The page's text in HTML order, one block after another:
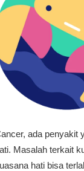
ada penyakit
Masalah terkait
hati bisa